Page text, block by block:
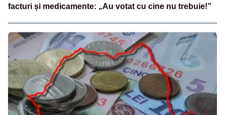
facturi și medicamente: „Au votat cu cine nu trebuie!”